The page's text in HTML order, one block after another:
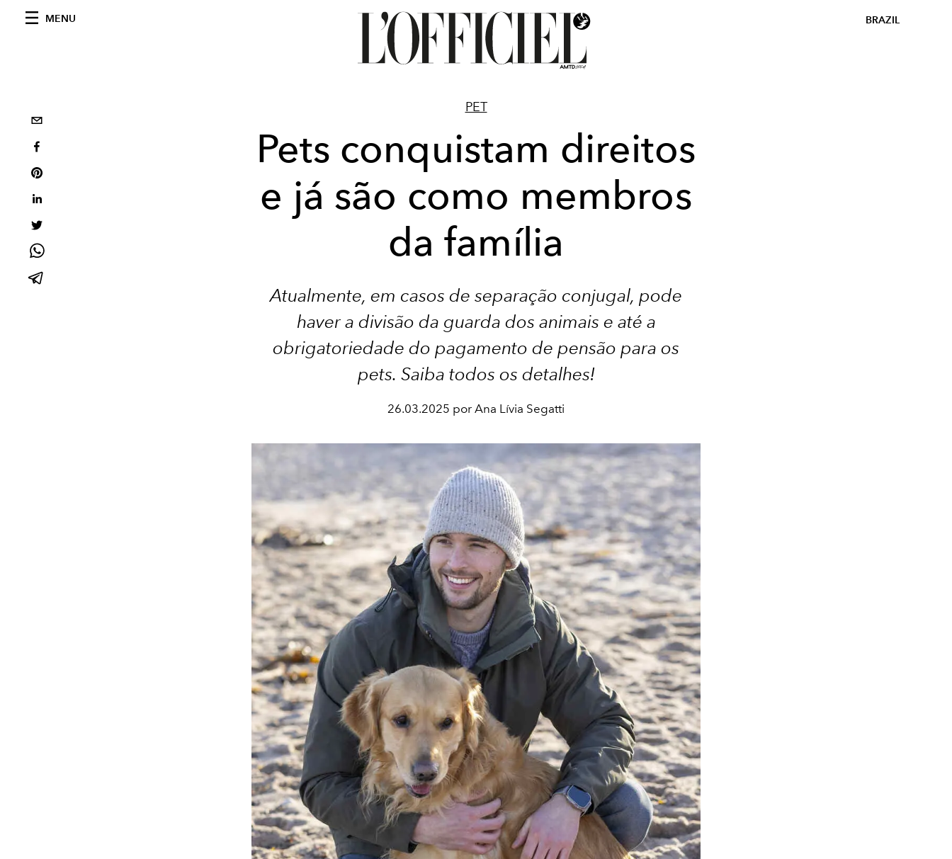
MENU BRAZIL
PET
Pets conquistam direitos
e já são como membros
da família
Atualmente, em casos de separação conjugal, pode
haver a divisão da guarda dos animais e até a
obrigatoriedade do pagamento de pensão para os
pets. Saiba todos os detalhes!
26.03.2025 por Ana Lívia Segatti